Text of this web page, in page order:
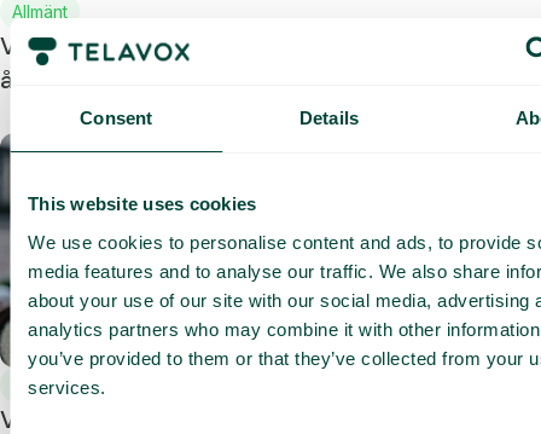
Consent Details
This website uses cookies
We use cookies to personalise content and ads, to provide
media features and to analyse our traffic. We also share
about your use of our site with our social media, advertising
analytics partners who may combine it with other
you’ve provided to them or that they’ve collected from your
services.
Allmänt
Vad tar vi med oss från 2024? En tillbakablick från
året som gått.
Allmänt
Vad är UCaaS – och hur funkar det?